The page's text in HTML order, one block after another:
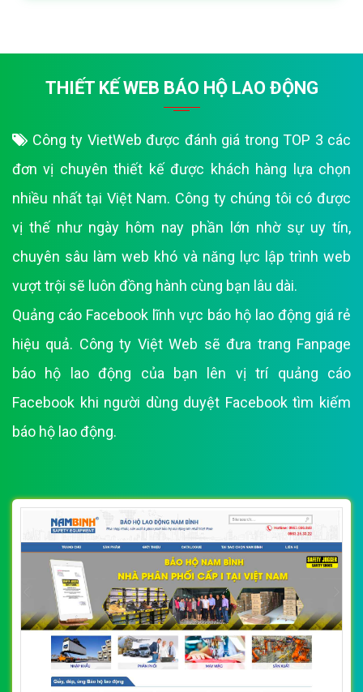
THIẾT KẾ WEB BÁO HỘ LAO ĐỘNG
Công ty VietWeb được đánh giá trong TOP 3 các
đơn vị chuyên thiết kế được khách hàng lựa chọn
nhiều nhất tại Việt Nam. Công ty chúng tôi có được
vị thế như ngày hôm nay phần lớn nhờ sự uy tín,
chuyên sâu làm web khó và năng lực lập trình web
vượt trội sẽ luôn đồng hành cùng bạn lâu dài.
Quảng cáo Facebook lĩnh vực báo hộ lao động giá rẻ
hiệu quả. Công ty Việt Web sẽ đưa trang Fanpage
báo hộ lao động của bạn lên vị trí quảng cáo
Facebook khi người dùng duyệt Facebook tìm kiếm
báo hộ lao động.